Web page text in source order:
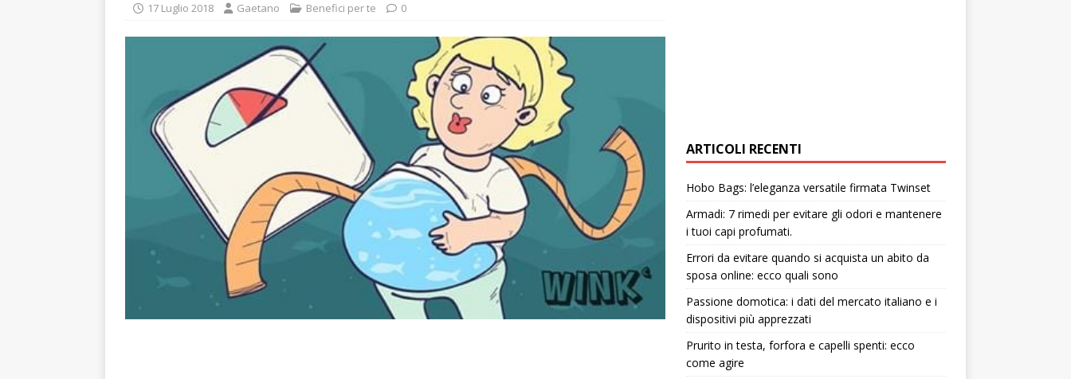
17 Luglio 2018 Gaetano Benefici per te 0
ARTICOLI RECENTI
Hobo Bags: l’eleganza versatile firmata Twinset
Armadi: 7 rimedi per evitare gli odori e mantenere
i tuoi capi profumati.
Errori da evitare quando si acquista un abito da
sposa online: ecco quali sono
Passione domotica: i dati del mercato italiano e i
dispositivi più apprezzati
Prurito in testa, forfora e capelli spenti: ecco
come agire